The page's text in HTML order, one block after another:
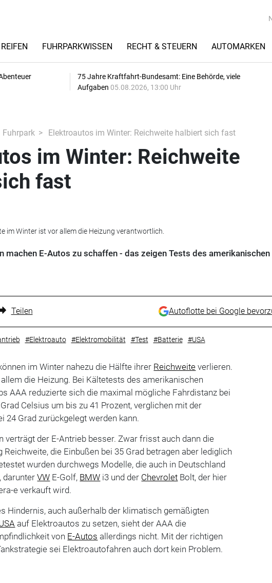
REIFEN FUHRPARKWISSEN RECHT & STEUERN AUTOMARKEN
75 Jahre Kraftfahrt-Bundesamt: Eine Behörde, viele
Aufgaben 05.08.2026, 13:00 Uhr
Fuhrpark Elektroautos im Winter: Reichweite halbiert sich fast
im Winter: Reichweite
fast
im Winter ist vor allem die Heizung verantwortlich.
machen E-Autos zu schaffen - das zeigen Tests des amerikanischen
Teilen Autoflotte bei Google
#Elektroauto #Elektromobilität #Test #Batterie #USA
im Winter nahezu die Hälfte ihrer Reichweite verlieren.
die Heizung. Bei Kältetests des amerikanischen
AAA reduzierte sich die maximal mögliche Fahrdistanz bei
Celsius um bis zu 41 Prozent, verglichen mit der
24 Grad zurückgelegt werden kann.
verträgt der E-Antrieb besser. Zwar frisst auch dann die
Reichweite, die Einbußen bei 35 Grad betragen aber lediglich
wurden durchwegs Modelle, die auch in Deutschland
darunterVW E-Golf, BMW i3 und der Chevrolet Bolt, der hier
e verkauft wird.
Hindernis, auch außerhalb der klimatisch gemäßigten
auf Elektroautos zu setzen, sieht der AAA die
von E-Autos allerdings nicht. Mit der richtigen
sei Elektroautofahren auch dort kein Problem.